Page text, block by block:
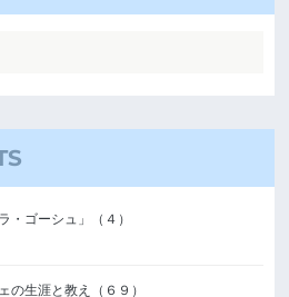
・ゴーシュ」（４）
の生涯と教え（６９）